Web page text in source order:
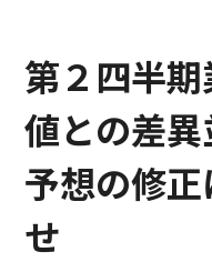
第２四半
値との差
予想の修
せ